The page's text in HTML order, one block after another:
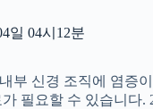
일 04시12분
부 신경 조직에 염
필요할 수 있습니다